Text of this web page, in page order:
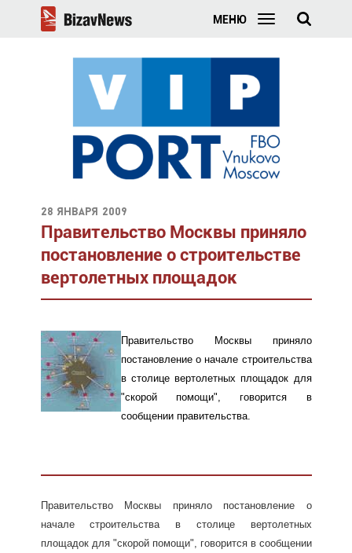
МЕНЮ
28 января 2009
Правительство Москвы приняло
постановление о строительстве
вертолетных площадок
Правительство Москвы приняло
постановление о начале строительства
в столице вертолетных площадок для
"скорой помощи", говорится в
сообщении правительства.
Правительство Москвы приняло постановление о
начале строительства в столице вертолетных
площадок для "скорой помощи", говорится в сообщении